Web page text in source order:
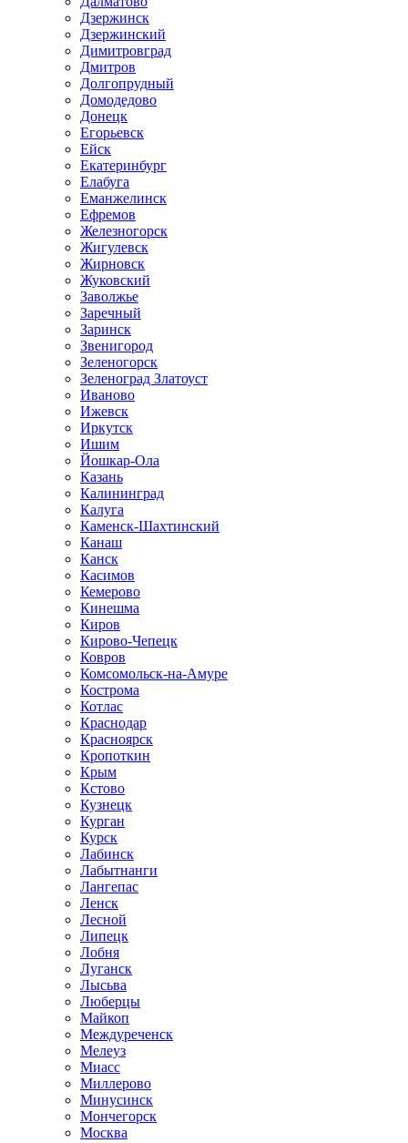
Дзержинск
Дзержинский
Димитровград
Дмитров
Долгопрудный
Домодедово
Донецк
Егорьевск
Ейск
Екатеринбург
Елабуга
Еманжелинск
Ефремов
Железногорск
Жигулевск
Жирновск
Жуковский
Заволжье
Заречный
Заринск
Звенигород
Зеленогорск
Зеленоград Златоуст
Иваново
Ижевск
Иркутск
Ишим
Йошкар-Ола
Казань
Калининград
Калуга
Каменск-Шахтинский
Канаш
Канск
Касимов
Кемерово
Кинешма
Киров
Кирово-Чепецк
Ковров
Комсомольск-на-Амуре
Кострома
Котлас
Краснодар
Красноярск
Кропоткин
Крым
Кстово
Кузнецк
Курган
Курск
Лабинск
Лабытнанги
Лангепас
Ленск
Лесной
Липецк
Лобня
Луганск
Лысьва
Люберцы
Майкоп
Междуреченск
Мелеуз
Миасс
Миллерово
Минусинск
Мончегорск
Москва